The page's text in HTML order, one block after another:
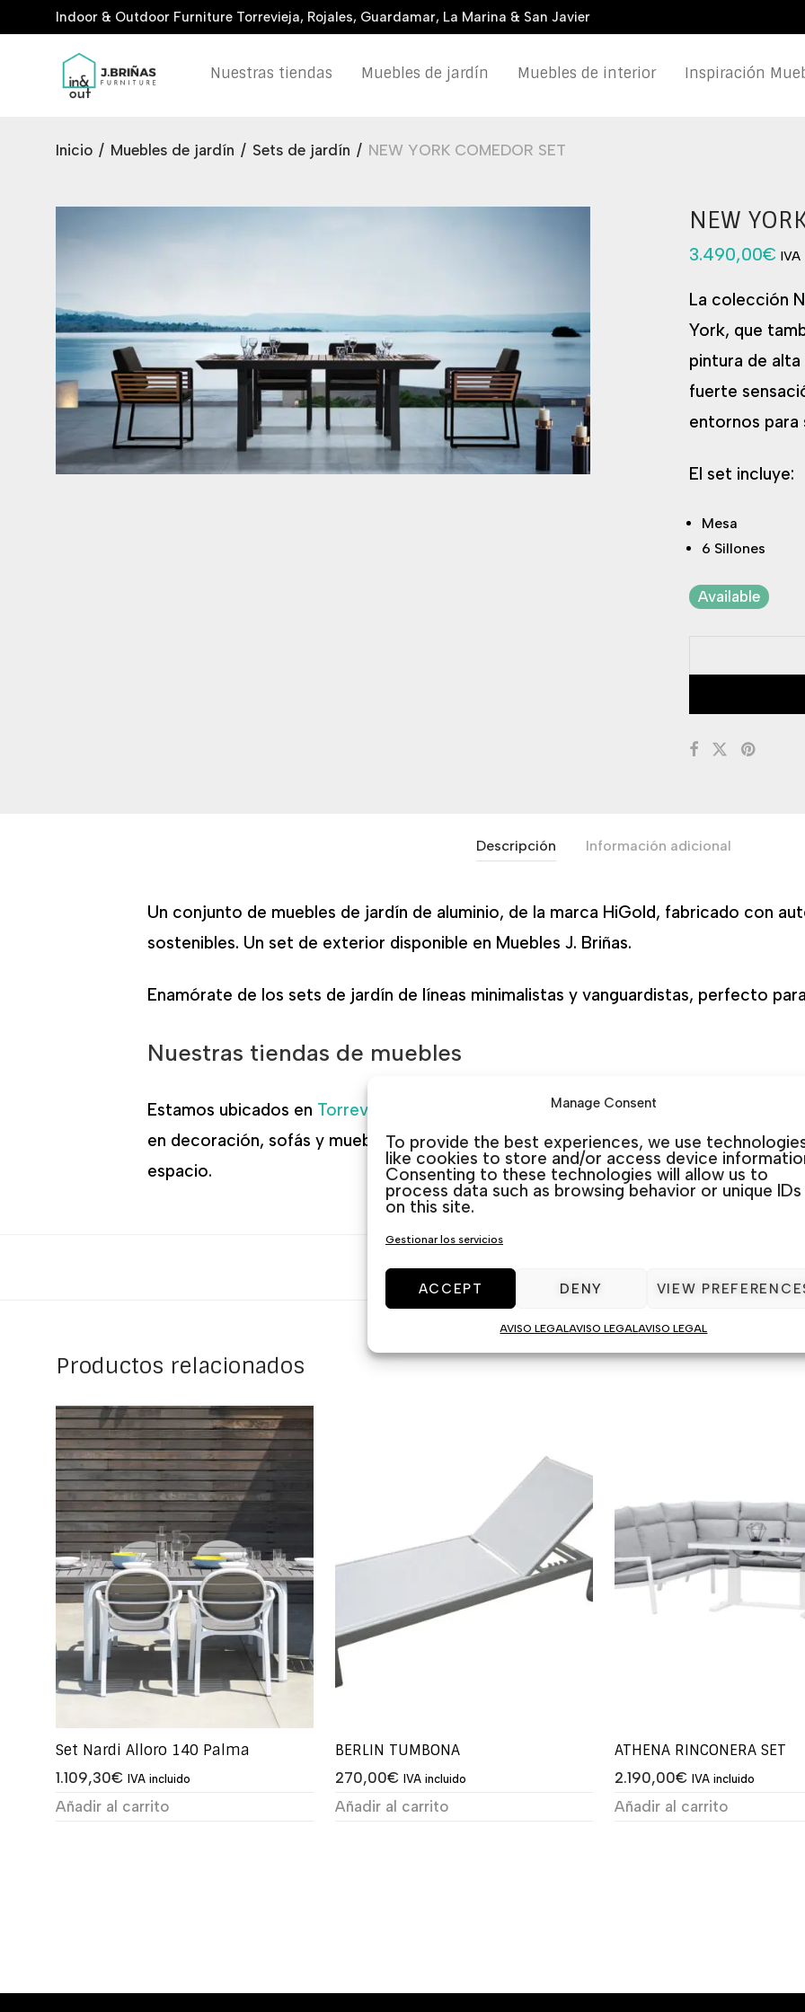
Manage Consent
To provide the best experiences, we use
like cookies to store and/or access device
Consenting to these technologies will allow us to
process data such as browsing behavior or unique IDs
on this site.
Gestionar los servicios
ACCEPT DENY VIEW
AVISO LEGALAVISO LEGALAVISO LEGAL
Indoor & Outdoor Furniture Torrevieja, Rojales, Guardamar, La Marina & San Javier
Nuestras tiendas Muebles de jardín Muebles de interior Inspiración
Inicio / Muebles de jardín / Sets de jardín / NEW YORK COMEDOR SET
NEW
3.490,00€
La colección
York, que
pintura de
fuerte
entornos para
El set incluye:
Mesa
6 Sillones
Available
Descripción Información adicional
Un conjunto de muebles de jardín de aluminio, de la marca HiGold, fabricado con
sostenibles. Un set de exterior disponible en Muebles J. Briñas.
Enamórate de los sets de jardín de líneas minimalistas y vanguardistas, perfecto
Nuestras tiendas de muebles
Estamos ubicados en Torrevieja La Marina,Rojales&
en decoración, sofás y muebles de exterior. Te escuchamos y asesoramos para
espacio.
Categorías:
Productos relacionados
Set Nardi Alloro 140 Palma
1.109,30€ IVA incluido
Añadir al carrito
BERLIN TUMBONA
270,00€ IVA incluido
Añadir al carrito
ATHENA RINCONERA SET
2.190,00€ IVA incluido
Añadir al carrito